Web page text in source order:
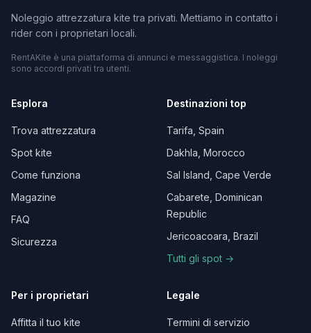
Noleggio attrezzatura kite tra privati. Mettiamo in contatto i
rider con i proprietari locali.
RentAKite è una piattaforma di annunci e messaggistica. I noleggi
sono accordi privati tra utenti.
Esplora
Trova attrezzatura
Spot kite
Come funziona
Magazine
FAQ
Sicurezza
Destinazioni top
Tarifa, Spain
Dakhla, Morocco
Sal Island, Cape Verde
Cabarete, Dominican
Republic
Jericoacoara, Brazil
Tutti gli spot →
Per i proprietari
Affitta il tuo kite
Legale
Termini di servizio